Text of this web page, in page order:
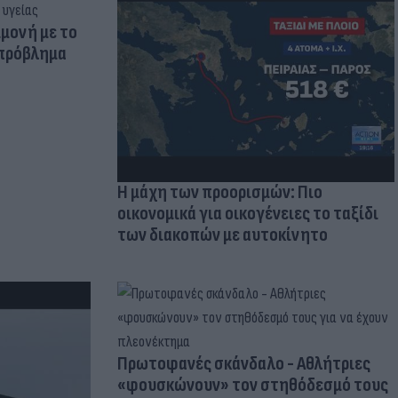
με το
Η μάχη των προορισμών: Πιο
οικονομικά για οικογένειες το ταξίδι
των διακοπών με αυτοκίνητο
Πρωτοφανές σκάνδαλο - Aθλήτριες
«φουσκώνουν» τον στηθόδεσμό τους